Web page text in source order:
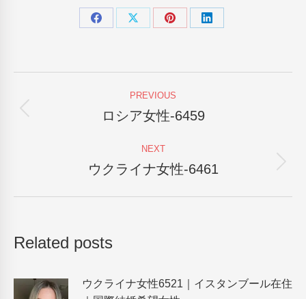
Share
Share
Share
Share
navigation
PREVIOUS
Previous
ロシア女性-6459
NEXT
Next
ウクライナ女性-6461
Related posts
ウクライナ女性6521｜イスタンブール在住